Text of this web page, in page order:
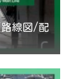
線図/配